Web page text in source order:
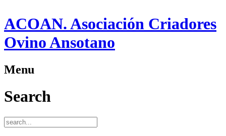
ACOAN. Asociación Criadores
Ovino Ansotano
Menu
Search